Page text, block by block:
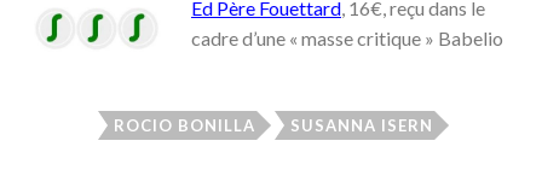
Ed Père Fouettard, 16€, reçu dans le
cadre d’une « masse critique » Babelio
ROCIO BONILLA SUSANNA ISERN